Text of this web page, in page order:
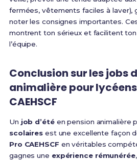
fermées, vêtements faciles à laver),
noter les consignes importantes.
montrent ton sérieux et facilitent
l’équipe.
Conclusion sur les jobs
animalière pour lycéens
CAEHSCF
Un job d’étéen pension animalière
scolaires est une excellente façon
Pro CAEHSCF en véritables
gagnes une expérience rémunérée